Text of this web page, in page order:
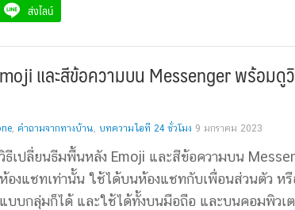
ส่งไลน์
และสีข้อความบน Messenger พร้อมดู
, คำถามจากทางบ้าน, บทความไอที 24 ชั่วโมง 9 มกราคม 2023
วิธีเปลี่ยนธีมพื้นหลัง Emoji และสีข้อความบน
ห้องแชทเท่านั้น ใช้ได้บนห้องแชทกับเพื่อนส่วนตัว หรื
แบบกลุ่มก็ได้ และใช้ได้ทั้งบนมือถือ และบนคอมพิวเต